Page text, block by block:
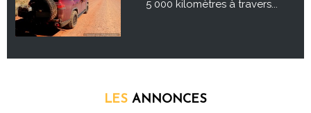
5 000 kilomètres à travers...
LES ANNONCES